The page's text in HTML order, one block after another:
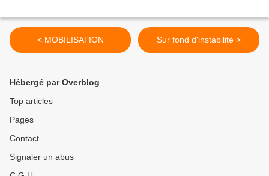
< MOBILISATION Sur fond d'instabilité >
Hébergé par Overblog
Top articles
Pages
Contact
Signaler un abus